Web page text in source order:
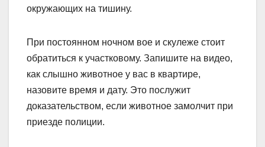
окружающих на тишину.
При постоянном ночном вое и скулеже стоит
обратиться к участковому. Запишите на видео,
как слышно животное у вас в квартире,
назовите время и дату. Это послужит
доказательством, если животное замолчит при
приезде полиции.